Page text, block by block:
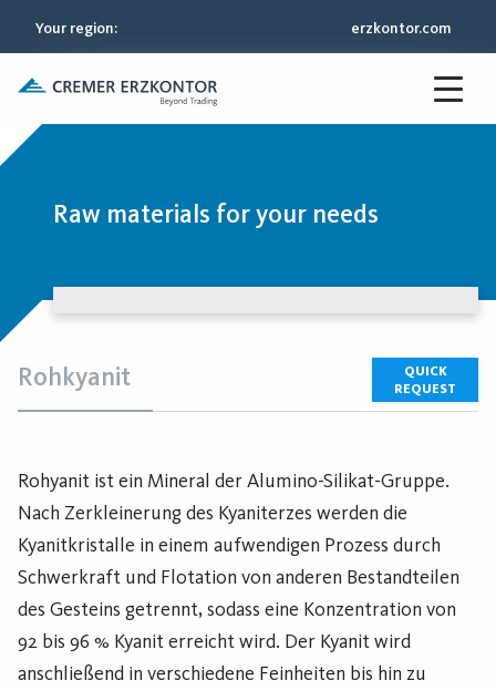
Your region: erzkontor.com
Raw materials for your needs
QUICK
REQUEST
Rohkyanit
Rohyanit ist ein Mineral der Alumino-Silikat-Gruppe.
Nach Zerkleinerung des Kyaniterzes werden die
Kyanitkristalle in einem aufwendigen Prozess durch
Schwerkraft und Flotation von anderen Bestandteilen
des Gesteins getrennt, sodass eine Konzentration von
92 bis 96 % Kyanit erreicht wird. Der Kyanit wird
anschließend in verschiedene Feinheiten bis hin zu